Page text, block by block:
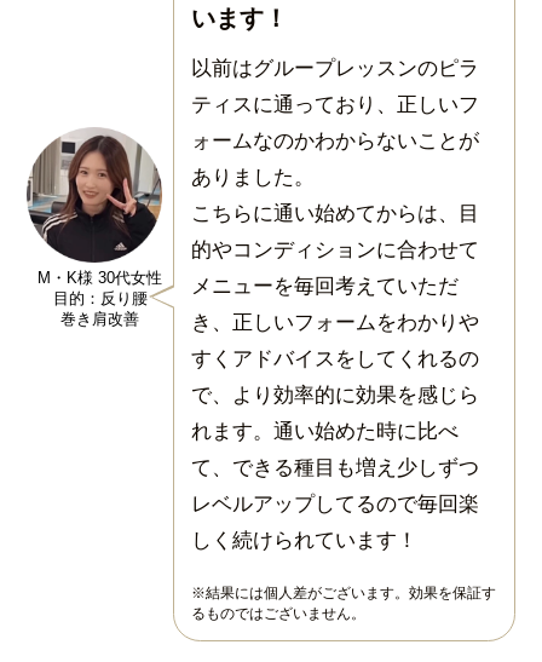
います！
以前はグループレッスンのピラ
ティスに通っており、正しいフ
ォームなのかわからないことが
ありました。
こちらに通い始めてからは、目
的やコンディションに合わせて
メニューを毎回考えていただ
き、正しいフォームをわかりや
すくアドバイスをしてくれるの
で、より効率的に効果を感じら
れます。通い始めた時に比べ
て、できる種目も増え少しずつ
レベルアップしてるので毎回楽
しく続けられています！
※結果には個人差がございます。効果を保証す
るものではございません。
M・K様 30代女性
目的：反り腰
巻き肩改善